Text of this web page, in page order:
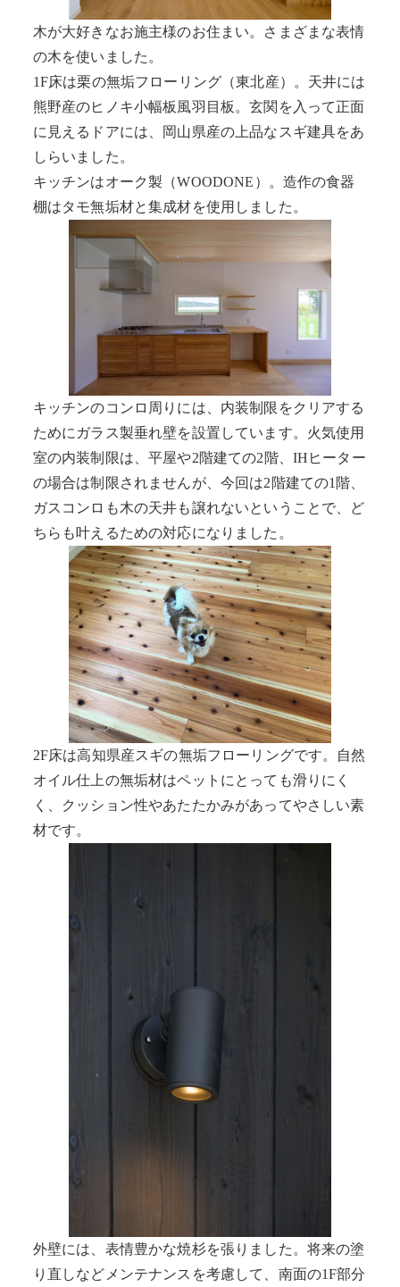
木が大好きなお施主様のお住まい。さまざまな表情
の木を使いました。
1F床は栗の無垢フローリング（東北産）。天井には
熊野産のヒノキ小幅板風羽目板。玄関を入って正面
に見えるドアには、岡山県産の上品なスギ建具をあ
しらいました。
キッチンはオーク製（WOODONE）。造作の食器
棚はタモ無垢材と集成材を使用しました。
キッチンのコンロ周りには、内装制限をクリアする
ためにガラス製垂れ壁を設置しています。火気使用
室の内装制限は、平屋や2階建ての2階、IHヒーター
の場合は制限されませんが、今回は2階建ての1階、
ガスコンロも木の天井も譲れないということで、ど
ちらも叶えるための対応になりました。
2F床は高知県産スギの無垢フローリングです。自然
オイル仕上の無垢材はペットにとっても滑りにく
く、クッション性やあたたかみがあってやさしい素
材です。
外壁には、表情豊かな焼杉を張りました。将来の塗
り直しなどメンテナンスを考慮して、南面の1F部分